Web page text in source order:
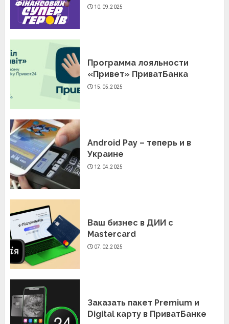
10.09.2025
Программа лояльности
«Привет» ПриватБанка
15.05.2025
Android Pay – теперь и в
Украине
12.04.2025
Ваш бизнес в ДИИ с
Mastercard
07.02.2025
Заказать пакет Premium и
Digital карту в ПриватБанке